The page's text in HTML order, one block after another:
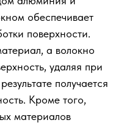
обеспечивает
поверхности.
а волокно
удаляя при
получается
Кроме того,
материалов